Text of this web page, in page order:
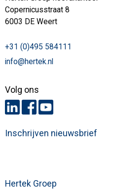
Hertek Groep
Copernicusstraat 8
6003 DE Weert
+31 (0)495 584111
info@hertek.nl
Volg ons
Inschrijven nieuwsbrief